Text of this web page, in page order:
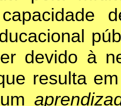
devido à
resulta